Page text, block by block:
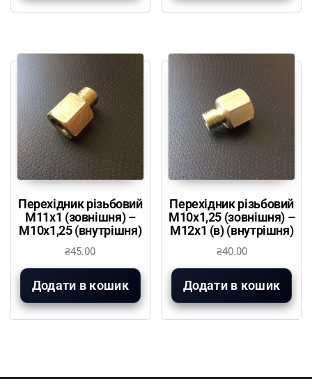
Перехідник різьбовий
М11х1 (зовнішня) –
М10х1,25 (внутрішня)
₴45.00
Додати в кошик
Перехідник різьбовий
М10х1,25 (зовнішня) –
М12х1 (в) (внутрішня)
₴40.00
Додати в кошик